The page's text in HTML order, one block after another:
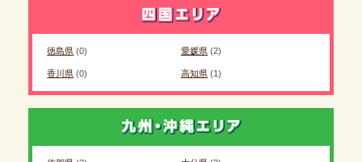
徳島県 (0) 愛媛県(2)
香川県 (0) 高知県(1)